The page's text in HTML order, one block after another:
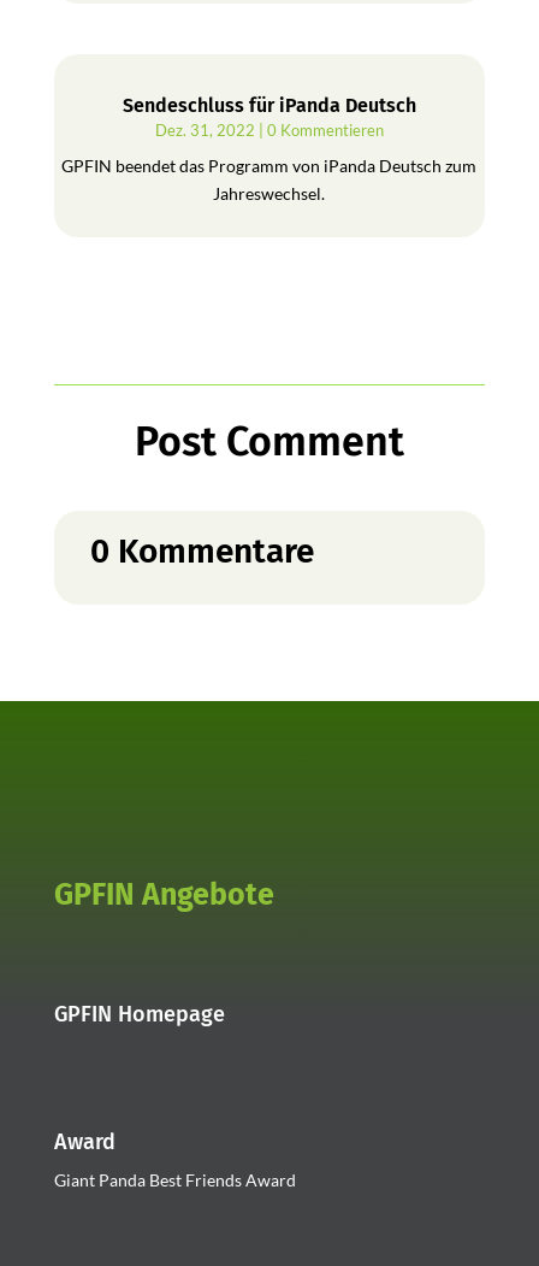
Sendeschluss für iPanda Deutsch
Dez. 31, 2022 | 0 Kommentieren
GPFIN beendet das Programm von iPanda Deutsch zum
Jahreswechsel.
Post Comment
0 Kommentare
GPFIN Angebote
GPFIN Homepage
Award
Giant Panda Best Friends Award